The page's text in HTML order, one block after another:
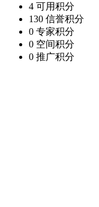
4 可用积分
130 信誉积分
0 专家积分
0 空间积分
0 推广积分